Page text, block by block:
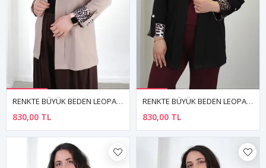
RENKTE BÜYÜK BEDEN LEOPAR DETAYLI BEJ BLAZER CEKET
830,00 TL
RENKTE BÜYÜK BEDEN LEOPAR DETAYLI SİYAH BLAZER CEKET
830,00 TL